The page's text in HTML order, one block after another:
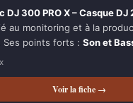
DJ 300 PRO X – Casque
au monitoring et à la
Ses points forts : Son et
Voir la fiche →